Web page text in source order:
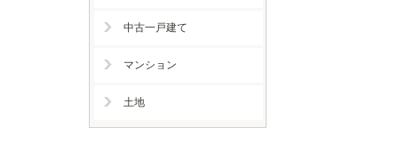
中古一戸建て
マンション
土地